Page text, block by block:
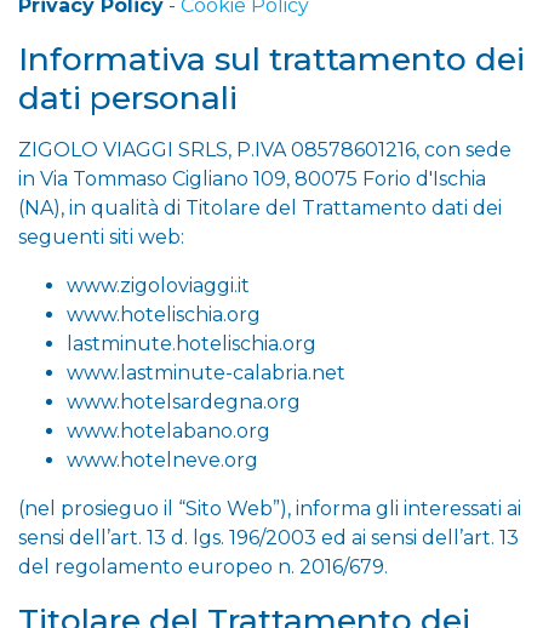
Privacy Policy - Cookie Policy
Informativa sul trattamento dei
dati personali
ZIGOLO VIAGGI SRLS, P.IVA 08578601216, con sede
in Via Tommaso Cigliano 109, 80075 Forio d'Ischia
(NA), in qualità di Titolare del Trattamento dati dei
seguenti siti web:
www.zigoloviaggi.it
www.hotelischia.org
lastminute.hotelischia.org
www.lastminute-calabria.net
www.hotelsardegna.org
www.hotelabano.org
www.hotelneve.org
(nel prosieguo il “Sito Web”), informa gli interessati ai
sensi dell’art. 13 d. lgs. 196/2003 ed ai sensi dell’art. 13
del regolamento europeo n. 2016/679.
Titolare del Trattamento dei